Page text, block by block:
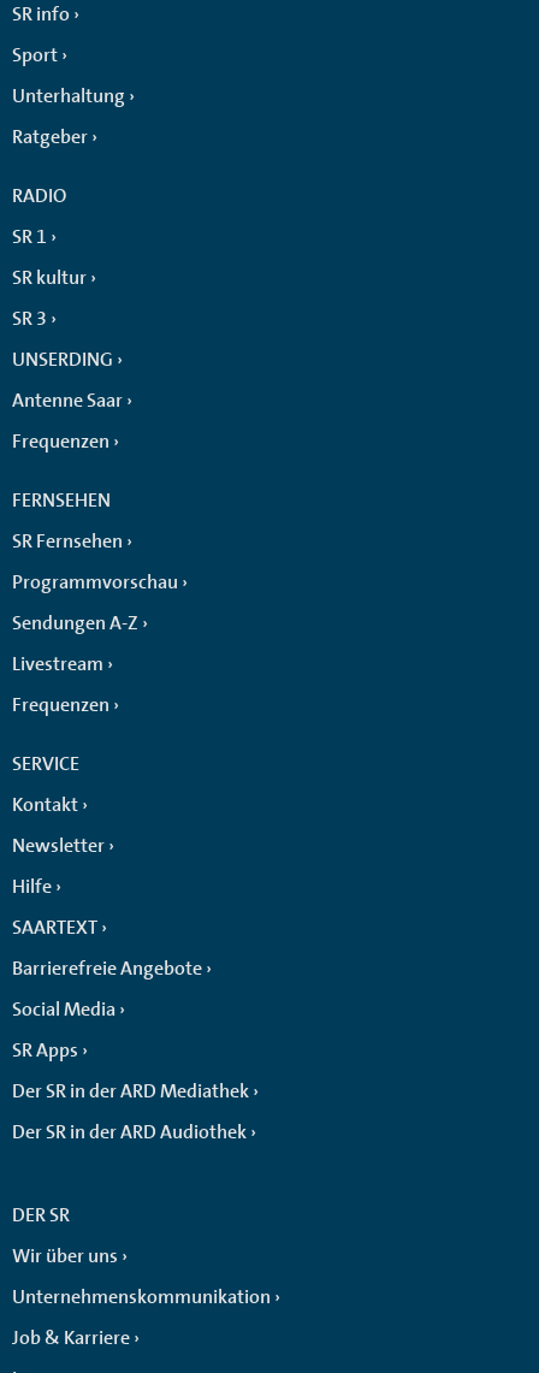
SR info
Sport
Unterhaltung
Ratgeber
RADIO
SR 1
SR kultur
SR 3
UNSERDING
Antenne Saar
Frequenzen
FERNSEHEN
SR Fernsehen
Programmvorschau
Sendungen A-Z
Livestream
Frequenzen
SERVICE
Kontakt
Newsletter
Hilfe
SAARTEXT
Barrierefreie Angebote
Social Media
SR Apps
Der SR in der ARD Mediathek
Der SR in der ARD Audiothek
DER SR
Wir über uns
Unternehmenskommunikation
Job & Karriere